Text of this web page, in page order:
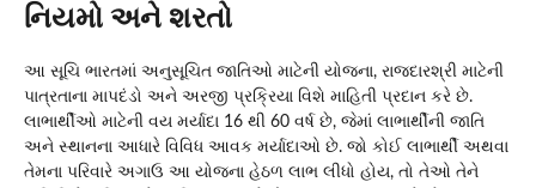
નિયમો અને શરતો
આ સૂચિ ભારતમાં અનુસૂચિત જાતિઓ માટેની યોજના, રાજદારશ્રી માટેની
પાત્રતાના માપદંડો અને અરજી પ્રક્રિયા વિશે માહિતી પ્રદાન કરે છે.
લાભાર્થીઓ માટેની વય મર્યાદા 16 થી 60 વર્ષ છે, જેમાં લાભાર્થીની જાતિ
અને સ્થાનના આધારે વિવિધ આવક મર્યાદાઓ છે. જો કોઈ લાભાર્થી અથવા
તેમના પરિવારે અગાઉ આ યોજના હેઠળ લાભ લીધો હોય, તો તેઓ તેને